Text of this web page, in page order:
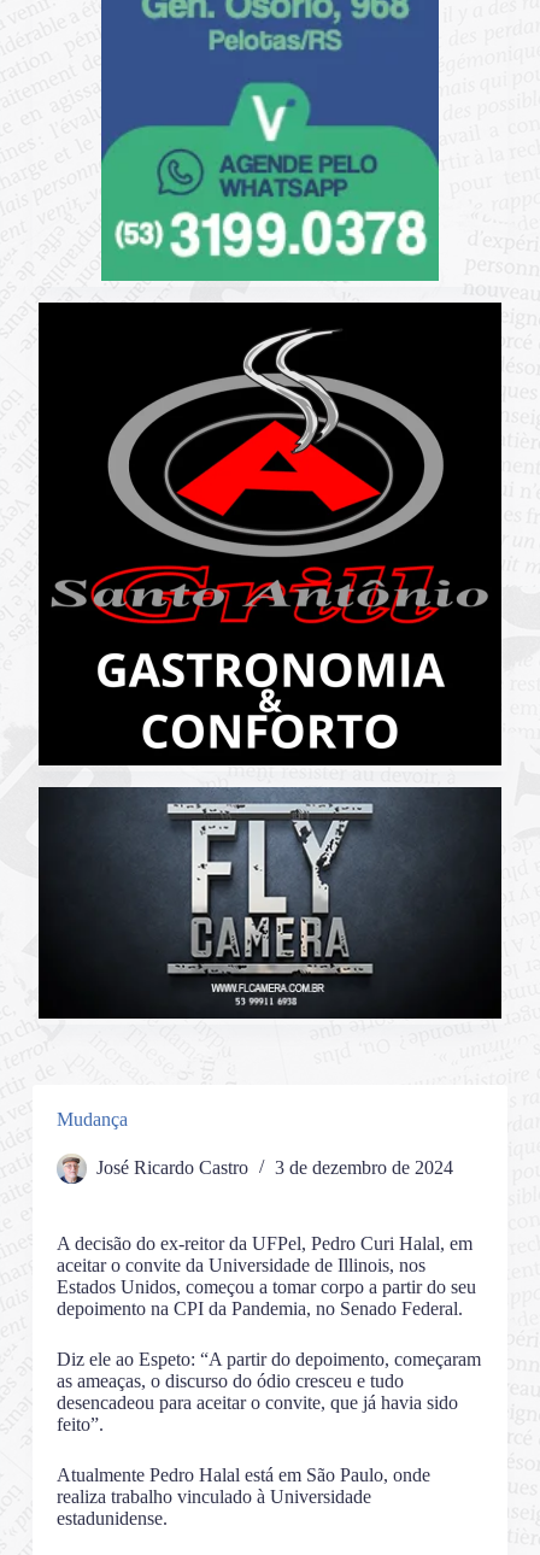
Mudança
José Ricardo Castro 3 de dezembro de 2024
A decisão do ex-reitor da UFPel, Pedro Curi Halal, em
aceitar o convite da Universidade de Illinois, nos
Estados Unidos, começou a tomar corpo a partir do seu
depoimento na CPI da Pandemia, no Senado Federal.
Diz ele ao Espeto: “A partir do depoimento, começaram
as ameaças, o discurso do ódio cresceu e tudo
desencadeou para aceitar o convite, que já havia sido
feito”.
Atualmente Pedro Halal está em São Paulo, onde
realiza trabalho vinculado à Universidade
estadunidense.